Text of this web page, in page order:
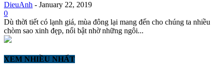
DieuAnh - January 22, 2019
0
Dù thời tiết có lạnh giá, mùa đông lại mang đến cho chúng ta nhiều
chòm sao xinh đẹp, nổi bật nhờ những ngôi...
XEM NHIỀU NHẤT